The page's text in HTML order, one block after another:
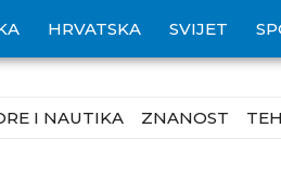
HRVATSKA SVIJET
I NAUTIKA ZNANOST